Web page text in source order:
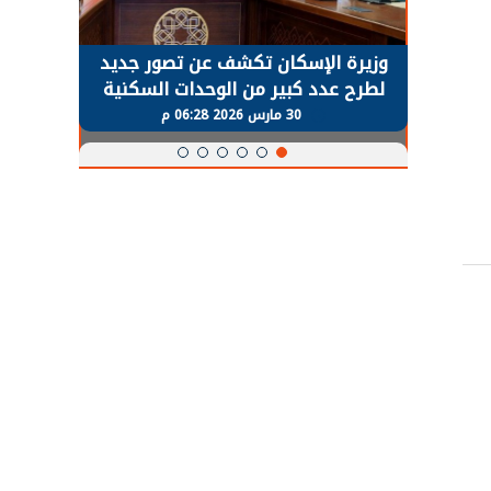
وزيرة الإسكان تكشف عن تصور جديد
لطرح عدد كبير من الوحدات السكنية
بنظام الإيجار